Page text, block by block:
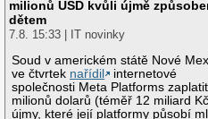
milionů USD kvůli újmě
dětem
7.8. 15:33 | IT novinky
Soud v americkém státě Nové
ve čtvrtek nařídil
internetové
společnosti Meta Platforms
milionů dolarů (téměř 12 miliard
újmy, které její platformy působí